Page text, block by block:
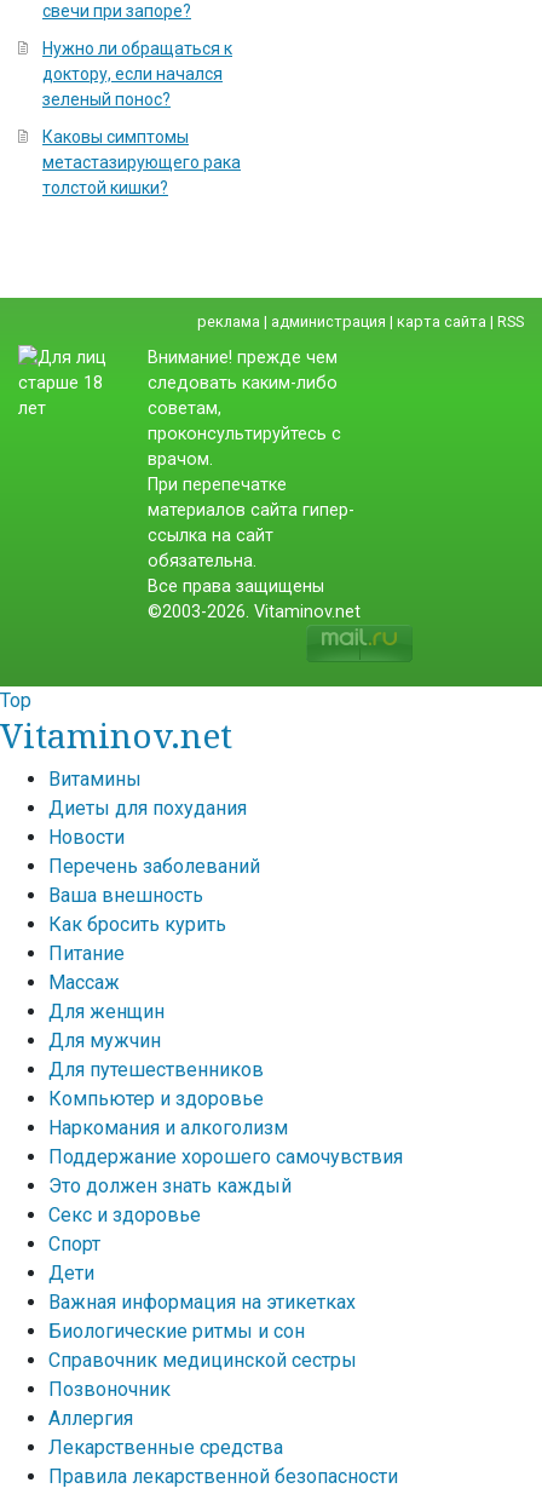
свечи при запоре?
Нужно ли обращаться к
доктору, если начался
зеленый понос?
Каковы симптомы
метастазирующего рака
толстой кишки?
реклама | администрация | карта сайта | RSS
Внимание! прежде чем
следовать каким-либо
советам,
проконсультируйтесь с
врачом.
При перепечатке
материалов сайта гипер-
ссылка на сайт
обязательна.
Все права защищены
©2003-2026. Vitaminov.net
Top
Vitaminov.net
Витамины
Диеты для похудания
Новости
Перечень заболеваний
Ваша внешность
Как бросить курить
Питание
Массаж
Для женщин
Для мужчин
Для путешественников
Компьютер и здоровье
Наркомания и алкоголизм
Поддержание хорошего самочувствия
Это должен знать каждый
Секс и здоровье
Спорт
Дети
Важная информация на этикетках
Биологические ритмы и сон
Справочник медицинской сестры
Позвоночник
Аллергия
Лекарственные средства
Правила лекарственной безопасности